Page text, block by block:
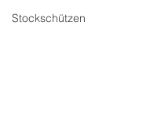
Stockschützen